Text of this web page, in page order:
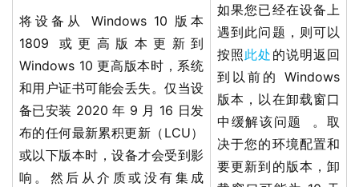
将设备从 Windows 10 版本
1809 或更高版本更新到
Windows 10 更高版本时，系统
和用户证书可能会丢失。仅当设
备已安装 2020 年 9 月 16 日发
布的任何最新累积更新（LCU）
或以下版本时，设备才会受到影
响。然后从介质或没有集成
如果您已经在设备上
遇到此问题，则可以
按照此处 的说明返回
到以前的 Windows
版本，以在卸载窗口
中缓解该问题 。取
决于您的环境配置和
要更新到的版本，卸